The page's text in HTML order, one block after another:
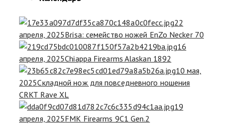
22
апреля, 2025Brisa: семейство ножей EnZo Necker 70
16
апреля, 2025Chiappa Firearms Alaskan 1892
10 мая,
2025Складной нож для повседневного ношения
CRKT Rave XL
19
апреля, 2025FMK Firearms 9C1 Gen.2